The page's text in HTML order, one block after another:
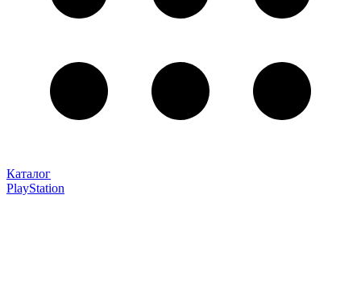
Каталог
PlayStation